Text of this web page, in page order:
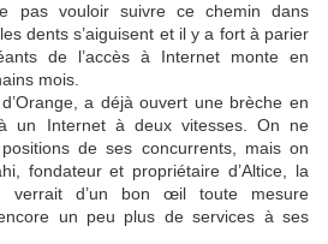
pas vouloir suivre ce chemin dans
dents s’aiguisent et il y a fort à parier
de l’accès à Internet monte en
mois.
a déjà ouvert une brèche en
un Internet à deux vitesses. On ne
de ses concurrents, mais on
fondateur et propriétaire d’Altice, la
verrait d’un bon œil toute mesure
un peu plus de services à ses